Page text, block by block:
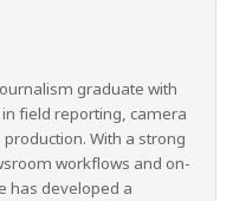
graduate with
field reporting, camera
With a strong
workflows and on-
has developed a